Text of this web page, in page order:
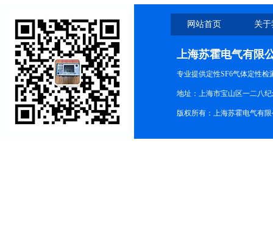
网站首页 关
上海苏霍电气有限
专业提供定性SF6气体定性
地址：上海市宝山区一二八纪
版权所有：上海苏霍电气有